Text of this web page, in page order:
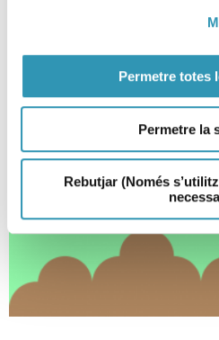
Permetre totes
Permetre la
Rebutjar (Només